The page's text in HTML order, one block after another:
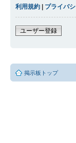
利用規約 | プライバ
ユーザー登録
掲示板トップ